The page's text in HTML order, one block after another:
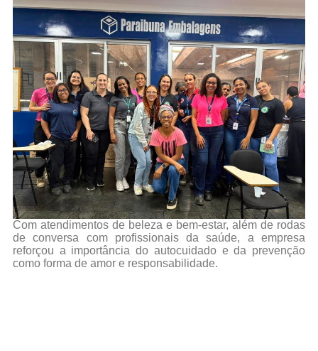
Com atendimentos de beleza e bem-estar, além de rodas
de conversa com profissionais da saúde, a empresa
reforçou a importância do autocuidado e da prevenção
como forma de amor e responsabilidade.